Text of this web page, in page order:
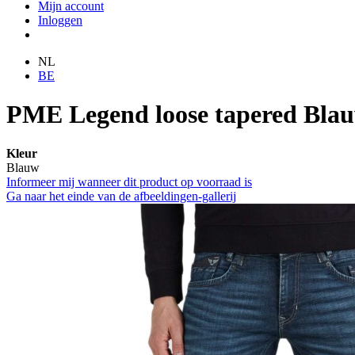
Mijn account
Inloggen
NL
BE
PME Legend loose tapered
Kleur
Blauw
Informeer mij wanneer dit product op voorraad is
Ga naar het einde van de afbeeldingen-gallerij